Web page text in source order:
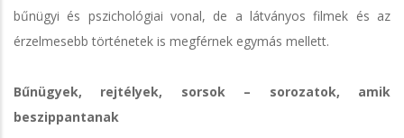
bűnügyi és pszichológiai vonal, de a látványos filmek és az
érzelmesebb történetek is megférnek egymás mellett.
Bűnügyek, rejtélyek, sorsok – sorozatok, amik
beszippantanak